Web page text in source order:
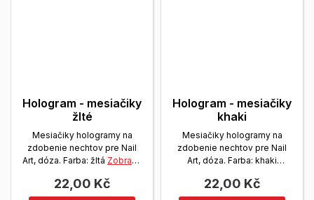
Hologram - mesiačiky
žlté
Mesiačiky hologramy na
zdobenie nechtov pre Nail
Art, dóza. Farba: žltá Zobrazit
22,00 Kč
Hologram - mesiačiky
khaki
Mesiačiky hologramy na
zdobenie nechtov pre Nail
Art, dóza. Farba: khaki
22,00 Kč